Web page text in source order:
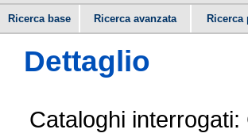
Ricerca base Ricerca avanzata Ricerca
Dettaglio
Cataloghi